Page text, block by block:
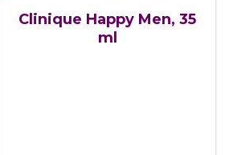
Clinique Happy Men, 35
ml